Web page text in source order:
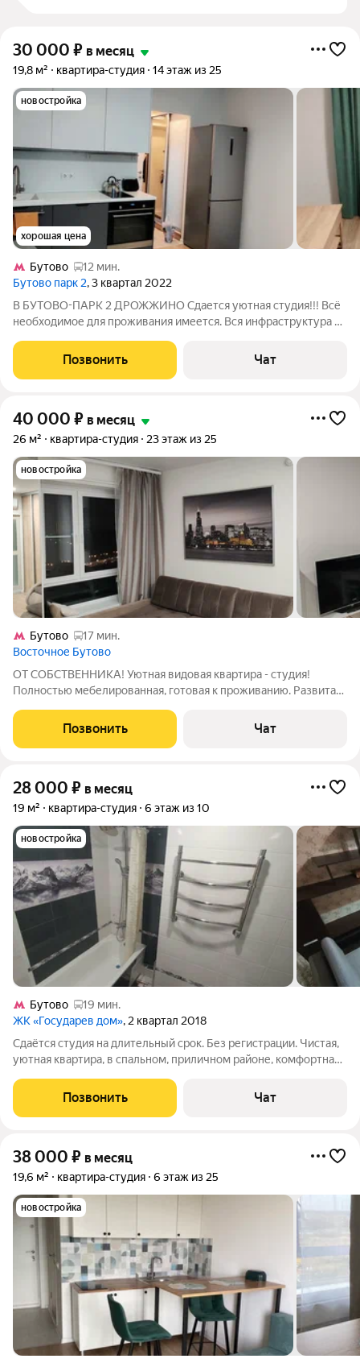
30 000 ₽ в месяц
19,8 м² квартира-студия 14 этаж из 25
новостройка
хорошая цена
Бутово
12 мин.
Бутово парк 2, 3 квартал 2022
В БУТОВО-ПАРК 2 ДРОЖЖИНО Сдается уютная студия!!! Всё
необходимое для проживания имеется. Вся инфраструктура в
фитнес-клуб, поликлиника, пиццерия, кафе, школы, дет. сады),
До метро Бульвара Дм.
Позвонить Чат
40 000 ₽ в месяц
26 м² квартира-студия 23 этаж из 25
новостройка
Бутово
17 мин.
Восточное Бутово
ОТ СОБСТВЕННИКА! Уютная видовая квартира - студия!
Полностью мебелированная, готовая к проживанию. Развитая
люди,которые ценят чистоту вокруг себя. Площадь квартиры
комфортна для одного ,двух человек.
Позвонить Чат
28 000 ₽ в месяц
19 м² квартира-студия 6 этаж из 10
новостройка
Бутово
19 мин.
ЖК «Государев дом», 2 квартал 2018
Сдаётся студия на длительный срок. Без регистрации. Чистая,
уютная квартира, в спальном, приличном районе, комфортная
для комфортного проживания одному или максимум двум. В
квартире строго не
Позвонить Чат
38 000 ₽ в месяц
19,6 м² квартира-студия 6 этаж из 25
новостройка